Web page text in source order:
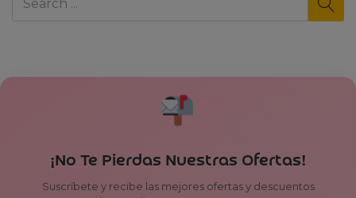
¡No Te Pierdas Nuestras Ofertas!
Suscríbete y recibe las mejores ofertas y descuentos